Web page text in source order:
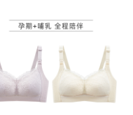
провисание
послеродовой
грудное
вскармливание
специальный сбор
бюстгальтер